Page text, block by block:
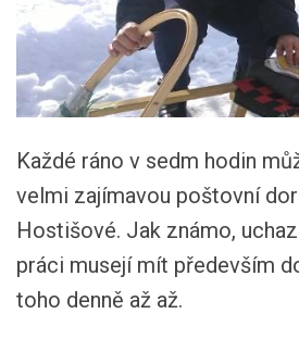
Každé ráno v sedm hodin
velmi zajímavou poštovní
Hostišové. Jak známo,
práci musejí mít především
toho denně až až.